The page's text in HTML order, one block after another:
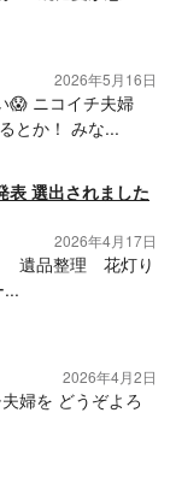
2026年5月16日
😱 ニコイチ夫婦
とか！ みな...
表 選出されました
2026年4月17日
遺品整理 花灯り
...
2026年4月2日
婦を どうぞよろ